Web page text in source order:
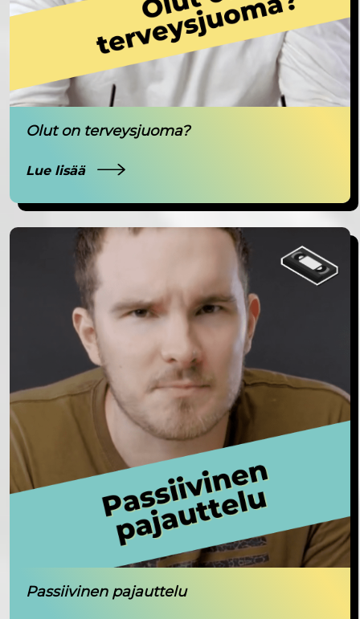
Olut on terveysjuoma?
Lue lisää
Passiivinen pajauttelu